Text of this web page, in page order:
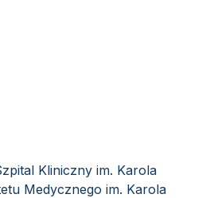
Kliniczny im. Karola
Medycznego im. Karola